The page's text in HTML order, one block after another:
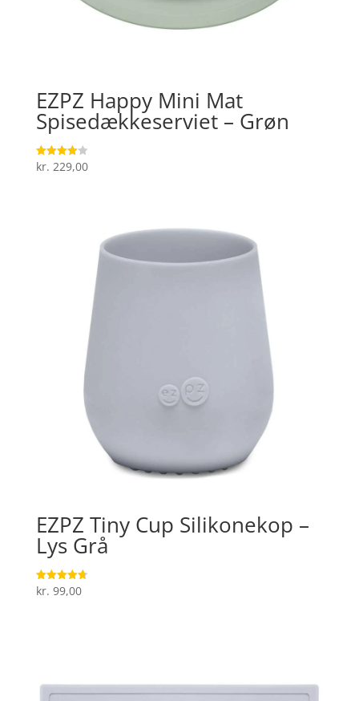
EZPZ Happy Mini Mat
Spisedækkeserviet – Grøn
Vurderet
4
kr. 229,00
EZPZ Tiny Cup Silikonekop –
Lys Grå
Vurderet
4.7
kr. 99,00